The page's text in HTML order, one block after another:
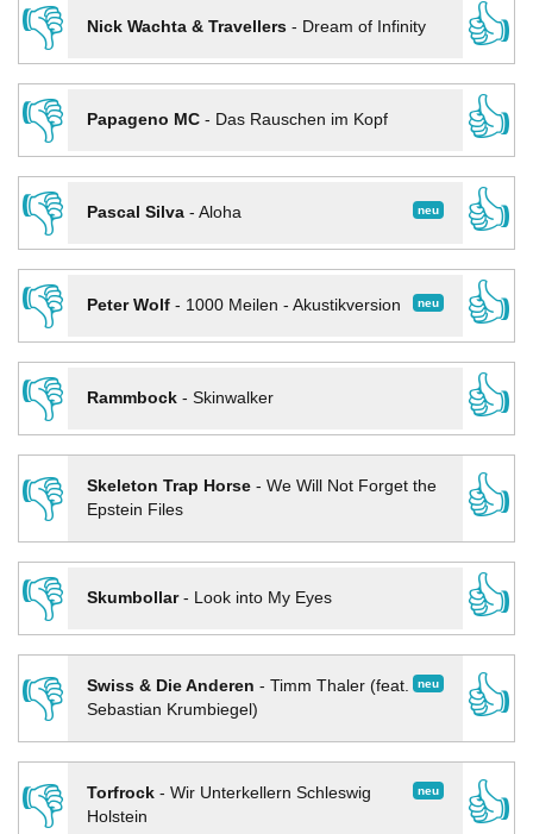
👎
Nick Wachta & Travellers- Dream of Infinity
👍
👎
Papageno MC- Das Rauschen im Kopf
👍
👎
neu
Pascal Silva- Aloha
👍
👎
neu
Peter Wolf- 1000 Meilen - Akustikversion
👍
👎
Rammbock- Skinwalker
👍
👎
Skeleton Trap Horse- We Will Not Forget the
Epstein Files
👍
👎
Skumbollar- Look into My Eyes
👍
👎
neu
Swiss & Die Anderen - Timm Thaler (feat.
Sebastian Krumbiegel)
👍
👎 neu
Torfrock- Wir Unterkellern Schleswig
Holstein
👍